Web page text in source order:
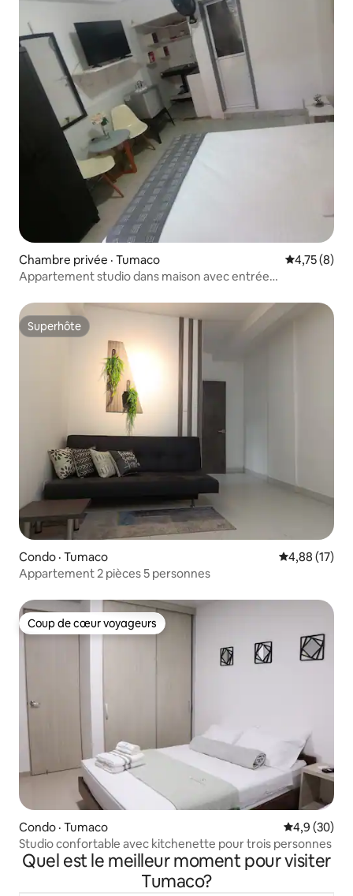
Chambre privée · Tumaco Note
4,75 (8)
Appartement studio dans maison avec entrée
Superhôte
Superhôte
Condo · Tumaco Note
4,88 (17)
Appartement 2 pièces 5 personnes
Coup de cœur voyageurs
Coup de cœur voyageurs
Condo · Tumaco Note
4,9 (30)
Studio confortable avec kitchenette pour trois personnes
Quel est le meilleur moment pour visiter
Tumaco?